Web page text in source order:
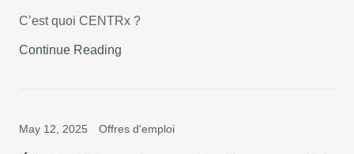
C’est quoi CENTRx ?
Continue Reading
May 12, 2025 Offres d'emploi